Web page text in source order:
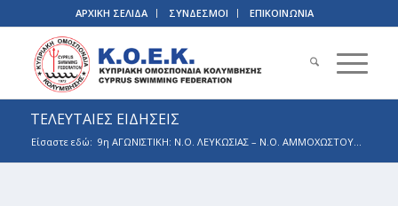
ΑΡΧΙΚΗ ΣΕΛΙΔΑ ΣΥΝΔΕΣΜΟΙ ΕΠΙΚΟΙΝΩΝΙΑ
ΤΕΛΕΥΤΑΙΕΣ ΕΙΔΗΣΕΙΣ
Είσαστε εδώ: 9η ΑΓΩΝΙΣΤΙΚΗ: Ν.Ο. ΛΕΥΚΩΣΙΑΣ – Ν.Ο. ΑΜΜΟΧΩΣΤΟΥ...